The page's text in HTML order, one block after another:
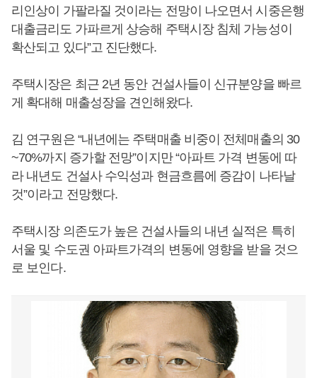
리인상이 가팔라질 것이라는 전망이 나오면서 시중은행
대출금리도 가파르게 상승해 주택시장 침체 가능성이
확산되고 있다”고 진단했다.
주택시장은 최근 2년 동안 건설사들이 신규분양을 빠르
게 확대해 매출성장을 견인해왔다.
김 연구원은 “내년에는 주택매출 비중이 전체매출의 30
~70%까지 증가할 전망”이지만 “아파트 가격 변동에 따
라 내년도 건설사 수익성과 현금흐름에 증감이 나타날
것”이라고 전망했다.
주택시장 의존도가 높은 건설사들의 내년 실적은 특히
서울 및 수도권 아파트가격의 변동에 영향을 받을 것으
로 보인다.